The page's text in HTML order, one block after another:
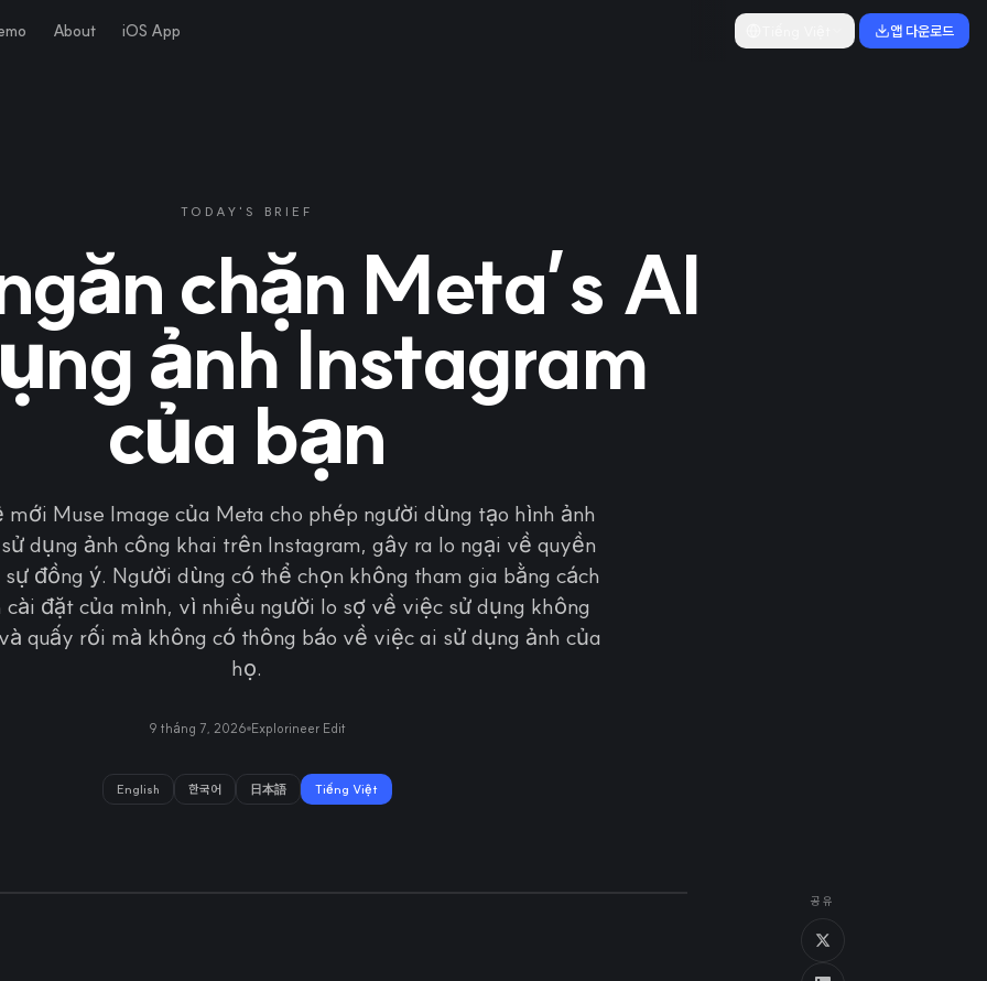
About iOS App 앱 다운로드
TODAY'S BRIEF
chặn Meta’s AI
ảnh Instagram
của bạn
mới Muse Image của Meta cho phép người dùng tạo hình ảnh
dụng ảnh công khai trên Instagram, gây ra lo ngại về quyền
đồng ý. Người dùng có thể chọn không tham gia bằng cách
cài đặt của mình, vì nhiều người lo sợ về việc sử dụng không
quấy rối mà không có thông báo về việc ai sử dụng ảnh của
họ.
9 tháng 7, 2026 Explorineer Edit
English 한국어 日本語 Tiếng Việt
공유